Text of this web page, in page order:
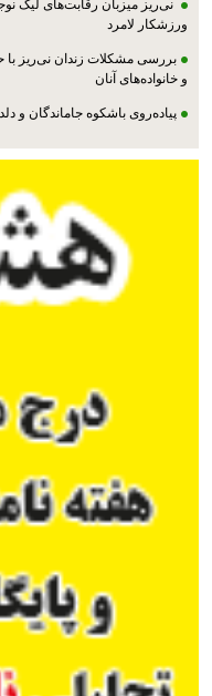
نی‌ریز میزبان رقابت‌های لیگ
ورزشکار لامرد
بررسی مشکلات زندان نی‌ریز با
و خانواده‌های آنان
پیاده‌روی باشکوه جاماندگان و